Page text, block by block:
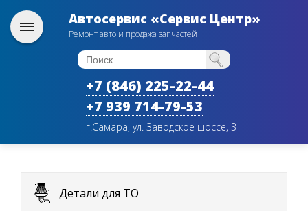
Автосервис «Сервис Центр»
Ремонт авто и продажа запчастей
+7 (846) 225-22-44
+7 939 714-79-53
г.Самара, ул. Заводское шоссе, 3
Детали для ТО